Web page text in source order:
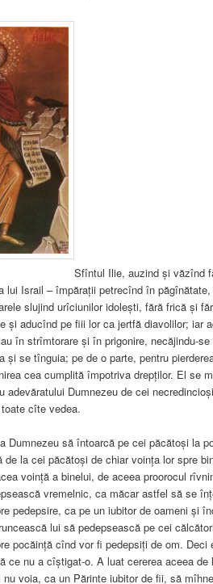
Sfîntul Ilie, auzind și văzînd
lui Israil – împărații petrecînd în
slujind urîciunilor idolești, fără frică și
și aducînd pe fiii lor ca jertfă diavolilor; iar
în strîmtorare și în prigonire, necăjindu-
și se tînguia; pe de o parte, pentru
cea cumplită împotriva drepților. El se
adevăratului Dumnezeu de cei
cîte vedea.
Dumnezeu să întoarcă pe cei păcătoși la
de la cei păcătoși de chiar voința lor spre
voință a binelui, de aceea proorocul
vremelnic, ca măcar astfel să se
pedepsire, ca pe un iubitor de oameni și
lui să pedepsească pe cei
pocăință cînd vor fi pedepsiți de om. Deci
ce nu a cîștigat-o. A luat cererea aceea de
nu voia, ca un Părinte iubitor de fii, să